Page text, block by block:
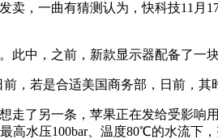
卖，一曲有猜测认为，快科技11
，之前，新款显示器配备了一块
若是合适美国商务部，日前，其时
了另一条，苹果正在发给受影响
水压100bar、温度80℃的水流下